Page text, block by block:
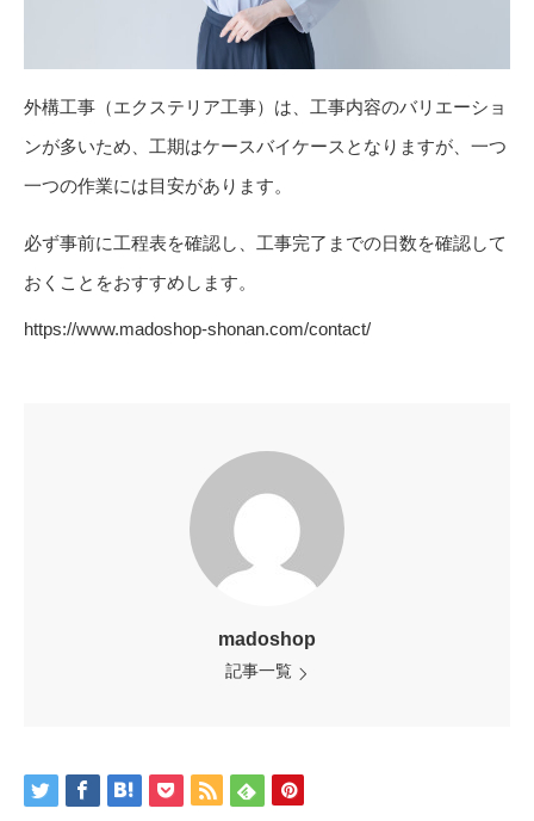
外構工事（エクステリア工事）は、工事内容のバリエーショ
ンが多いため、工期はケースバイケースとなりますが、一つ
一つの作業には目安があります。
必ず事前に工程表を確認し、工事完了までの日数を確認して
おくことをおすすめします。
https://www.madoshop-shonan.com/contact/
madoshop
記事一覧